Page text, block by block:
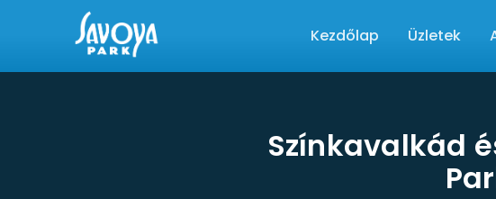
Kezdőlap Üzletek
Színkavalkád